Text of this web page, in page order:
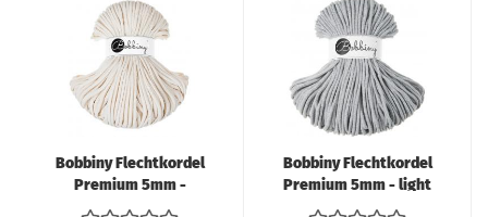
Bobbiny Flechtkordel
Premium 5mm -
natural
Bobbiny Flechtkordel
Premium 5mm - light
grey